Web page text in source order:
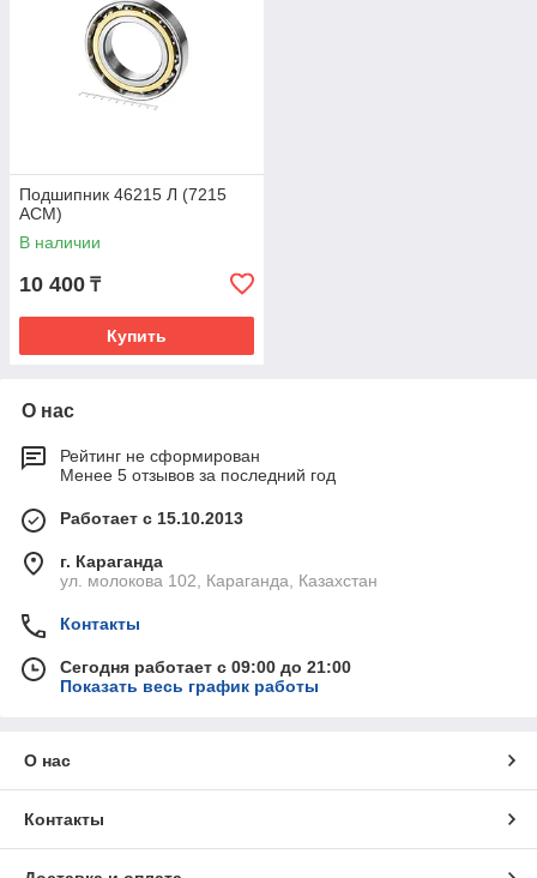
Подшипник 46215 Л (7215
ACM)
В наличии
10 400 ₸
Купить
О нас
Рейтинг не сформирован
Менее 5 отзывов за последний год
Работает с 15.10.2013
г. Караганда
ул. молокова 102, Караганда, Казахстан
Контакты
Сегодня работает с 09:00 до 21:00
Показать весь график работы
О нас
Контакты